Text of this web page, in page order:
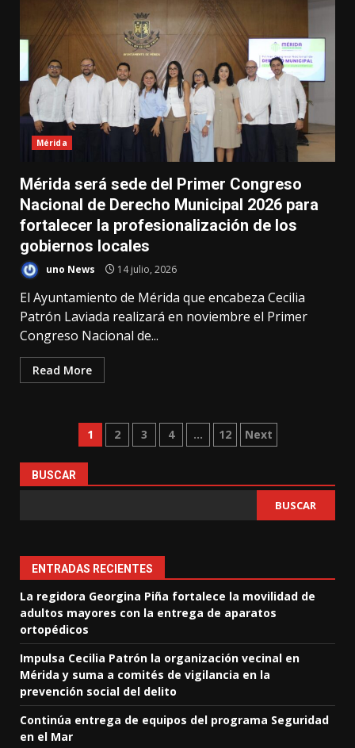
Mérida
Mérida será sede del Primer Congreso
Nacional de Derecho Municipal 2026 para
fortalecer la profesionalización de los
gobiernos locales
uno News 14 julio, 2026
El Ayuntamiento de Mérida que encabeza Cecilia
Patrón Laviada realizará en noviembre el Primer
Congreso Nacional de...
Read More
Paginación
de
entradas
1 2 3 4 … 12 Next
BUSCAR
BUSCAR
ENTRADAS RECIENTES
La regidora Georgina Piña fortalece la movilidad de
adultos mayores con la entrega de aparatos
ortopédicos
Impulsa Cecilia Patrón la organización vecinal en
Mérida y suma a comités de vigilancia en la
prevención social del delito
Continúa entrega de equipos del programa Seguridad
en el Mar